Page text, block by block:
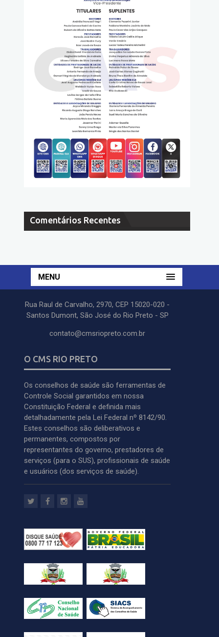
Comentários Recentes
MENU
Rua Raul de Carvalho, 2970, CEP 15020-020 -
Santos Dumont, São José do Rio Preto - SP
contato@cmsriopreto.com.br
O CMS RIO PRETO
Os conselhos de saúde são ferramentas de
Controle Social garantidos em nossa
Constituição Federal e definida mais
detalhadamente pela Lei Federal nº 8142/90.
Estes conselhos são deliberativos e
permanentes, compostos por
representantes do governo, prestadores de
serviços (para o SUS), profissionais de saúde
e usuários (dos serviços de saúde).